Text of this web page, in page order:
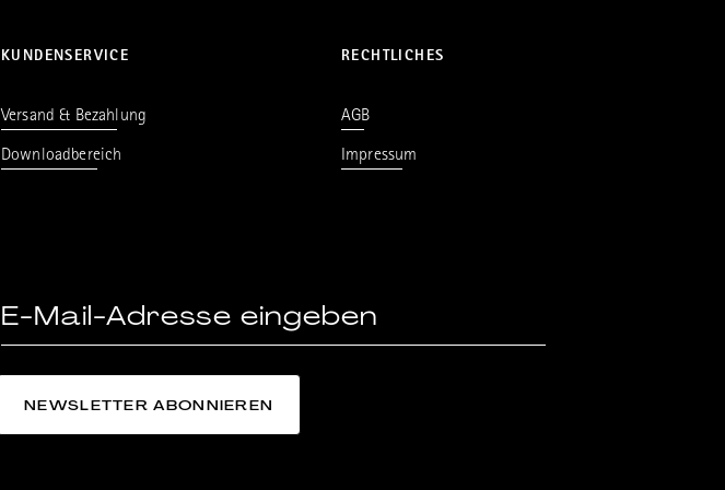
KUNDENSERVICE
Versand & Bezahlung
Downloadbereich
RECHTLICHES
AGB
Impressum